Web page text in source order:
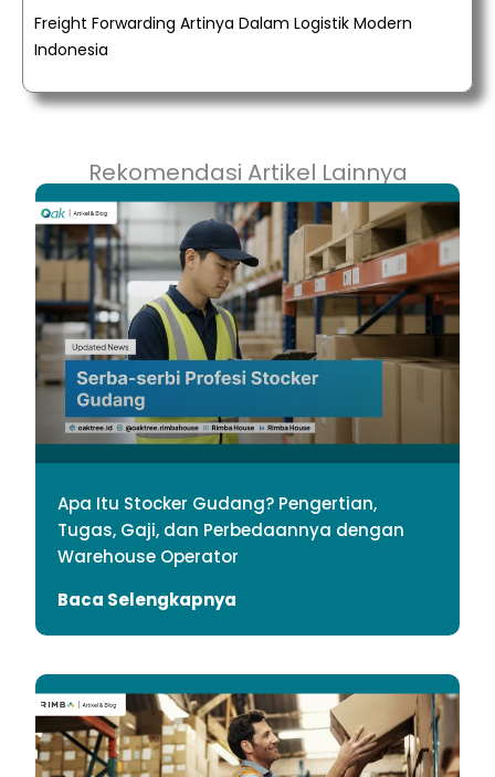
Freight Forwarding Artinya Dalam Logistik Modern
Indonesia
Rekomendasi Artikel Lainnya
Apa Itu Stocker Gudang? Pengertian,
Tugas, Gaji, dan Perbedaannya dengan
Warehouse Operator
Baca Selengkapnya